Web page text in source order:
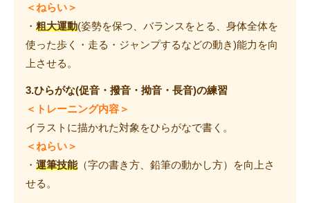
＜ねらい＞
・ 粗大運動(姿勢を保つ、バランスをとる、身体全体を
使った歩く・走る・ジャンプするなどの動き)能力を向
上させる。
3.ひらがな(促音・撥音・拗音・長音)の練習
＜トレーニング内容＞
イラストに描かれた対象をひらがなで書く。
＜ねらい＞
・ 運筆技能（字の書き方、鉛筆の動かし方）を向上さ
せる。